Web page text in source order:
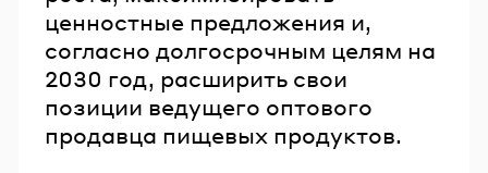
ценностные предложения и,
согласно долгосрочным целям на
2030 год, расширить свои
позиции ведущего оптового
продавца пищевых продуктов.